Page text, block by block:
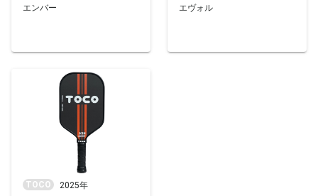
エンバー エヴォル
TOCO 2025年